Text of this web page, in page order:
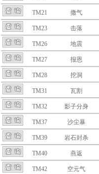
TM21 撒气
TM23 击落
TM26 地震
TM27 报恩
TM28 挖洞
TM31 瓦割
TM32 影子分身
TM37 沙尘暴
TM39 岩石封杀
TM40 燕返
TM42 空元气